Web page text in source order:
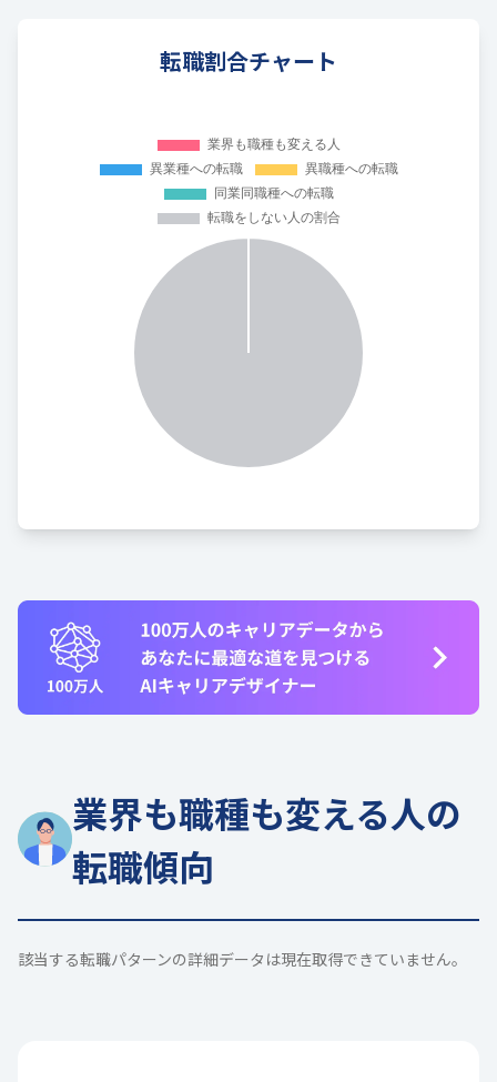
転職割合チャート
業界も職種も変える人の
転職傾向
該当する転職パターンの詳細データは現在取得できていません。